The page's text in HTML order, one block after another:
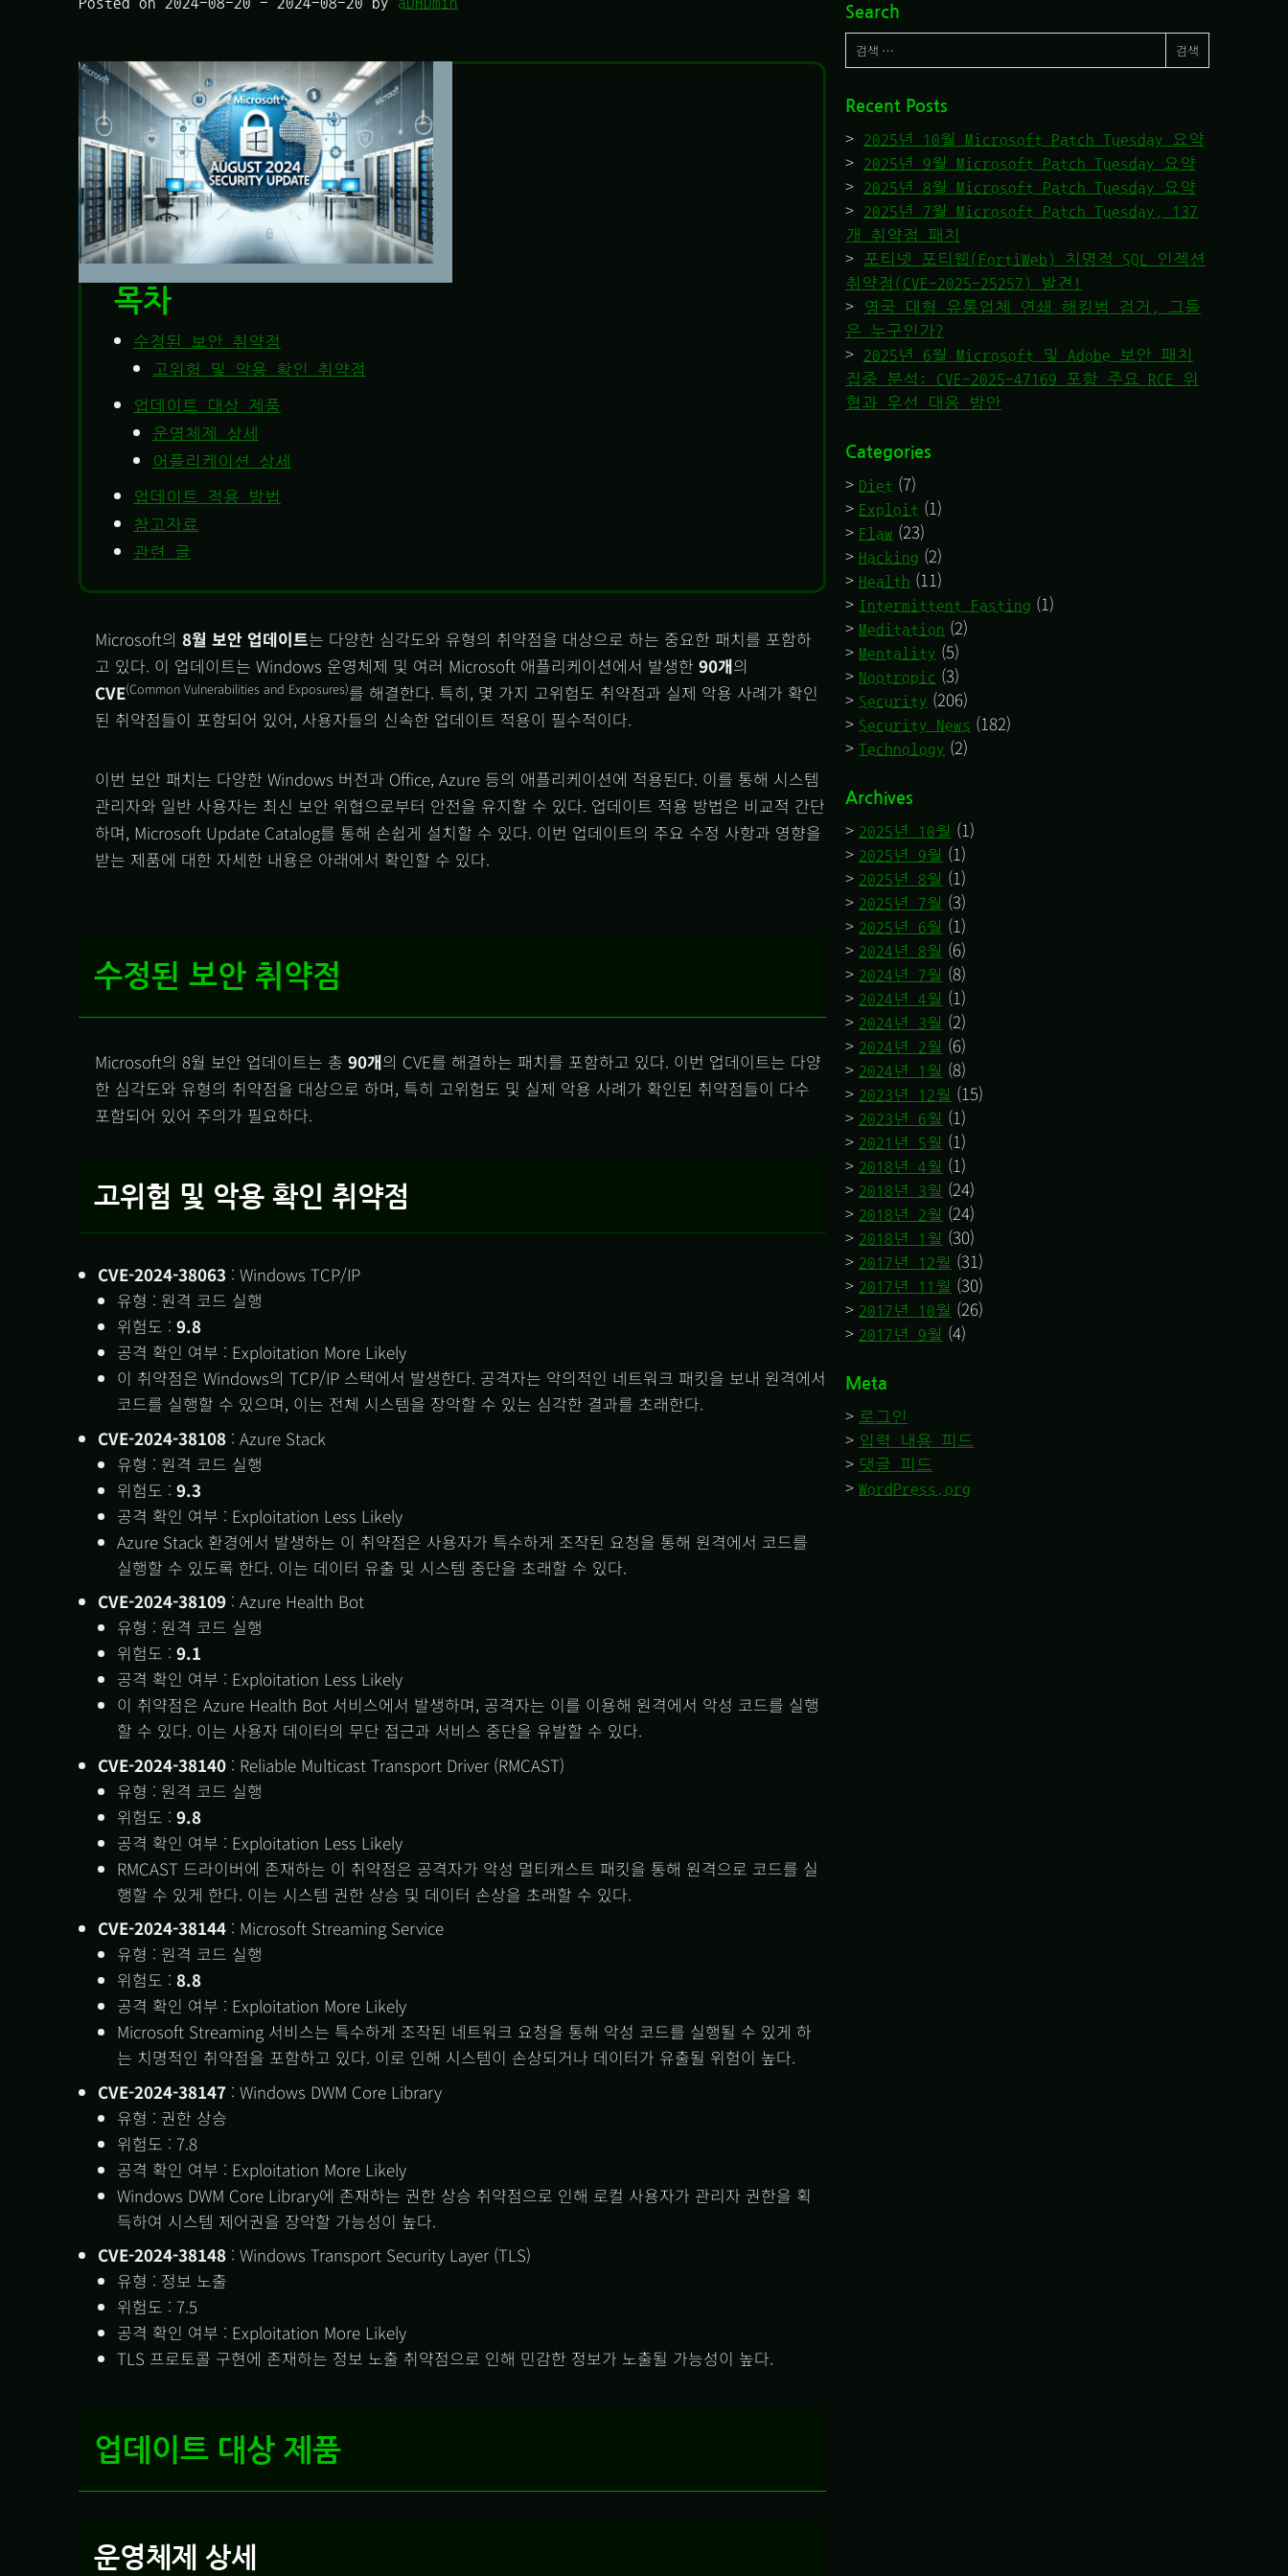
목차
수정된 보안 취약점
고위험 및 악용 확인 취약점
업데이트 대상 제품
운영체제 상세
어플리케이션 상세
업데이트 적용 방법
참고자료
관련 글
Microsoft의 8월 보안 업데이트는 다양한 심각도와 유형의 취약점을 대상으로 하는 중요한 패치를 포함하
고 있다. 이 업데이트는 Windows 운영체제 및 여러 Microsoft 애플리케이션에서 발생한 90개의
CVE(Common Vulnerabilities and Exposures)를 해결한다. 특히, 몇 가지 고위험도 취약점과 실제 악용 사례가 확인
된 취약점들이 포함되어 있어, 사용자들의 신속한 업데이트 적용이 필수적이다.
이번 보안 패치는 다양한 Windows 버전과 Office, Azure 등의 애플리케이션에 적용된다. 이를 통해 시스템
관리자와 일반 사용자는 최신 보안 위협으로부터 안전을 유지할 수 있다. 업데이트 적용 방법은 비교적 간단
하며, Microsoft Update Catalog를 통해 손쉽게 설치할 수 있다. 이번 업데이트의 주요 수정 사항과 영향을
받는 제품에 대한 자세한 내용은 아래에서 확인할 수 있다.
수정된 보안 취약점
Microsoft의 8월 보안 업데이트는 총 90개의 CVE를 해결하는 패치를 포함하고 있다. 이번 업데이트는 다양
한 심각도와 유형의 취약점을 대상으로 하며, 특히 고위험도 및 실제 악용 사례가 확인된 취약점들이 다수
포함되어 있어 주의가 필요하다.
고위험 및 악용 확인 취약점
CVE-2024-38063 : Windows TCP/IP
유형 : 원격 코드 실행
위험도 : 9.8
공격 확인 여부 : Exploitation More Likely
이 취약점은 Windows의 TCP/IP 스택에서 발생한다. 공격자는 악의적인 네트워크 패킷을 보내 원격에서
코드를 실행할 수 있으며, 이는 전체 시스템을 장악할 수 있는 심각한 결과를 초래한다.
CVE-2024-38108 : Azure Stack
유형 : 원격 코드 실행
위험도 : 9.3
공격 확인 여부 : Exploitation Less Likely
Azure Stack 환경에서 발생하는 이 취약점은 사용자가 특수하게 조작된 요청을 통해 원격에서 코드를
실행할 수 있도록 한다. 이는 데이터 유출 및 시스템 중단을 초래할 수 있다.
CVE-2024-38109 : Azure Health Bot
유형 : 원격 코드 실행
위험도 : 9.1
공격 확인 여부 : Exploitation Less Likely
이 취약점은 Azure Health Bot 서비스에서 발생하며, 공격자는 이를 이용해 원격에서 악성 코드를 실행
할 수 있다. 이는 사용자 데이터의 무단 접근과 서비스 중단을 유발할 수 있다.
CVE-2024-38140 : Reliable Multicast Transport Driver (RMCAST)
유형 : 원격 코드 실행
위험도 : 9.8
공격 확인 여부 : Exploitation Less Likely
RMCAST 드라이버에 존재하는 이 취약점은 공격자가 악성 멀티캐스트 패킷을 통해 원격으로 코드를 실
행할 수 있게 한다. 이는 시스템 권한 상승 및 데이터 손상을 초래할 수 있다.
CVE-2024-38144 : Microsoft Streaming Service
유형 : 원격 코드 실행
위험도 : 8.8
공격 확인 여부 : Exploitation More Likely
Microsoft Streaming 서비스는 특수하게 조작된 네트워크 요청을 통해 악성 코드를 실행될 수 있게 하
는 치명적인 취약점을 포함하고 있다. 이로 인해 시스템이 손상되거나 데이터가 유출될 위험이 높다.
CVE-2024-38147 : Windows DWM Core Library
유형 : 권한 상승
위험도 : 7.8
공격 확인 여부 : Exploitation More Likely
Windows DWM Core Library에 존재하는 권한 상승 취약점으로 인해 로컬 사용자가 관리자 권한을 획
득하여 시스템 제어권을 장악할 가능성이 높다.
CVE-2024-38148 : Windows Transport Security Layer (TLS)
유형 : 정보 노출
위험도 : 7.5
공격 확인 여부 : Exploitation More Likely
TLS 프로토콜 구현에 존재하는 정보 노출 취약점으로 인해 민감한 정보가 노출될 가능성이 높다.
업데이트 대상 제품
운영체제 상세
Search
Recent Posts
2025년 10월 Microsoft Patch Tuesday 요약
2025년 9월 Microsoft Patch Tuesday 요약
2025년 8월 Microsoft Patch Tuesday 요약
2025년 7월 Microsoft Patch Tuesday, 137
개 취약점 패치
포티넷 포티웹(FortiWeb) 치명적 SQL 인젝션
취약점(CVE-2025-25257) 발견!
영국 대형 유통업체 연쇄 해킹범 검거, 그들
은 누구인가?
2025년 6월 Microsoft 및 Adobe 보안 패치
집중 분석: CVE-2025-47169 포함 주요 RCE 위
협과 우선 대응 방안
Categories
Diet (7)
Exploit (1)
Flaw (23)
Hacking (2)
Health (11)
Intermittent Fasting (1)
Meditation (2)
Mentality (5)
Nootropic (3)
Security (206)
Security News (182)
Technology (2)
Archives
2025년 10월 (1)
2025년 9월 (1)
2025년 8월 (1)
2025년 7월 (3)
2025년 6월 (1)
2024년 8월 (6)
2024년 7월 (8)
2024년 4월 (1)
2024년 3월 (2)
2024년 2월 (6)
2024년 1월 (8)
2023년 12월 (15)
2023년 6월 (1)
2021년 5월 (1)
2018년 4월 (1)
2018년 3월 (24)
2018년 2월 (24)
2018년 1월 (30)
2017년 12월 (31)
2017년 11월 (30)
2017년 10월 (26)
2017년 9월 (4)
Meta
로그인
입력 내용 피드
댓글 피드
WordPress.org